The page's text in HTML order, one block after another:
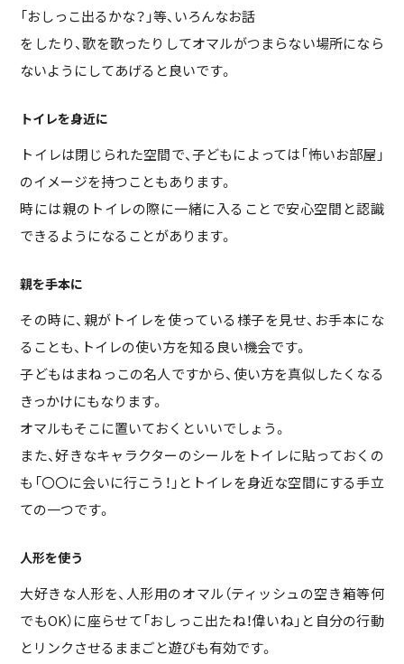
「おしっこ出るかな？」等、いろんなお話
をしたり、歌を歌ったりしてオマルがつまらない場所になら
ないようにしてあげると良いです。
トイレを身近に
トイレは閉じられた空間で、子どもによっては「怖いお部屋」
のイメージを持つこともあります。
時には親のトイレの際に一緒に入ることで安心空間と認識
できるようになることがあります。
親を手本に
その時に、親がトイレを使っている様子を見せ、お手本にな
ることも、トイレの使い方を知る良い機会です。
子どもはまねっこの名人ですから、使い方を真似したくなる
きっかけにもなります。
オマルもそこに置いておくといいでしょう。
また、好きなキャラクターのシールをトイレに貼っておくの
も「〇〇に会いに行こう！」とトイレを身近な空間にする手立
ての一つです。
人形を使う
大好きな人形を、人形用のオマル（ティッシュの空き箱等何
でもOK）に座らせて「おしっこ出たね！偉いね」と自分の行動
とリンクさせるままごと遊びも有効です。